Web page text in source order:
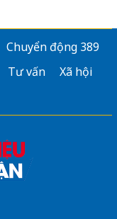
Chuyển động 389
Tư vấn
Xã hội